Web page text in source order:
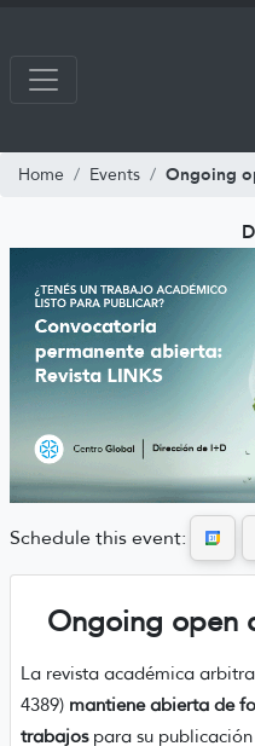
Home Events Ongoing
Schedule this event:
Ongoing open
La revista académica
4389) mantiene abierta de
trabajos para su